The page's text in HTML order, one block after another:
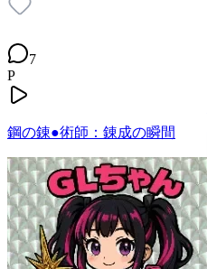
7
P
鋼の錬●術師：錬成の瞬間